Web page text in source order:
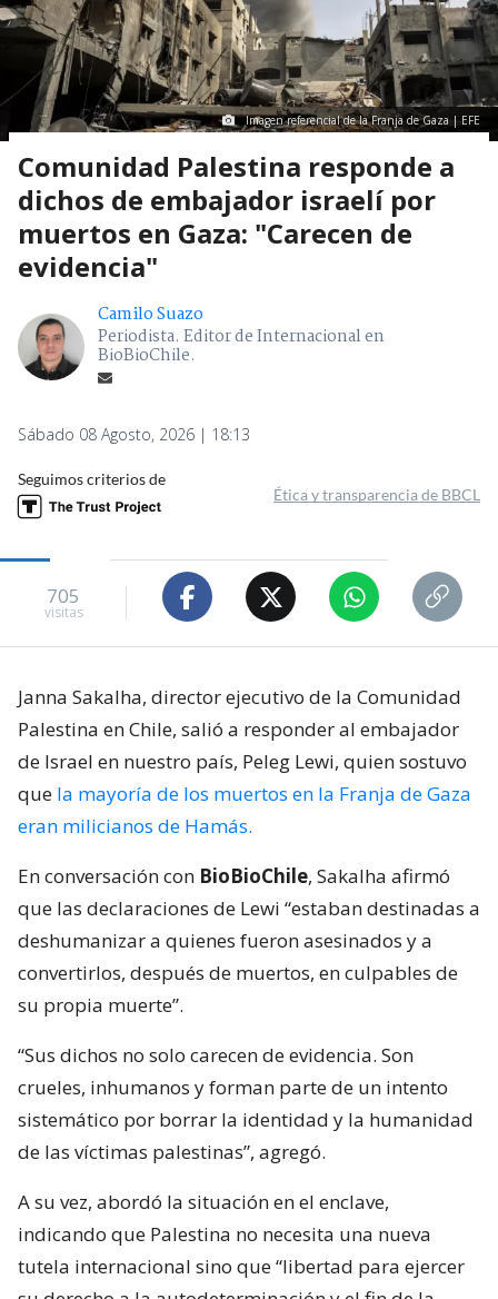
Imagen referencial de la Franja de Gaza | EFE
Comunidad Palestina responde a
dichos de embajador israelí por
muertos en Gaza: "Carecen de
evidencia"
Camilo Suazo
Periodista. Editor de Internacional en
BioBioChile.
Sábado 08 Agosto, 2026 | 18:13
Seguimos criterios de
Ética y transparencia de BBCL
705
visitas
Janna Sakalha, director ejecutivo de la Comunidad
Palestina en Chile, salió a responder al embajador
de Israel en nuestro país, Peleg Lewi, quien sostuvo
que la mayoría de los muertos en la Franja de Gaza
eran milicianos de Hamás.
En conversación con BioBioChile, Sakalha afirmó
que las declaraciones de Lewi “estaban destinadas a
deshumanizar a quienes fueron asesinados y a
convertirlos, después de muertos, en culpables de
su propia muerte”.
“Sus dichos no solo carecen de evidencia. Son
crueles, inhumanos y forman parte de un intento
sistemático por borrar la identidad y la humanidad
de las víctimas palestinas”, agregó.
A su vez, abordó la situación en el enclave,
indicando que Palestina no necesita una nueva
tutela internacional sino que “libertad para ejercer